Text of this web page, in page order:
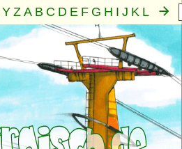
Y Z A B C D E F G H I J K L
M N O
· Gemeinschaft·